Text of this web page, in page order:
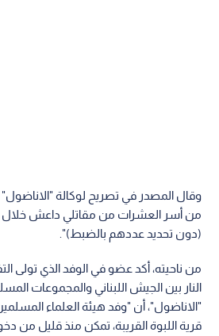
وقال المصدر في تصريح لوكالة "الاناضول"
من أسر العشرات من مقاتلي داعش خلال
(دون تحديد عددهم بالضبط)".
من ناحيته، أكد عضو في الوفد الذي تولى
النار بين الجيش اللبناني والمجموعات
"الاناضول"، أن "وفد هيئة العلماء
قرية اللبوة القريبة، تمكن منذ قليل من